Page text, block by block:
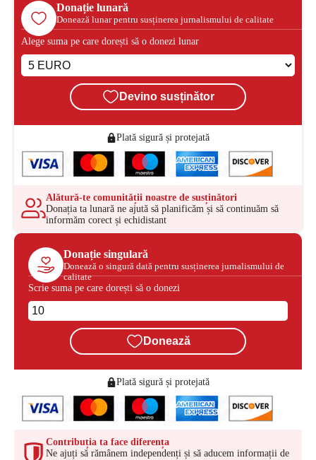
Donație lunară
Donează lunar pentru susținerea jurnalismului de calitate
Alege suma pe care dorești să o donezi lunar
Devino susținător
Plată sigură și protejată
Alătură-te comunității noastre de susținători
Donația ta lunară ne ajută să planificăm și să continuăm să
informăm corect și echidistant
Donație singulară
Donează o singură dată pentru susținerea jurnalismului de
calitate
Scrie suma pe care dorești să o donezi
Donează
Plată sigură și protejată
Contribuția ta face diferența
Ne ajuți să rămânem independenți și să aducem informații de